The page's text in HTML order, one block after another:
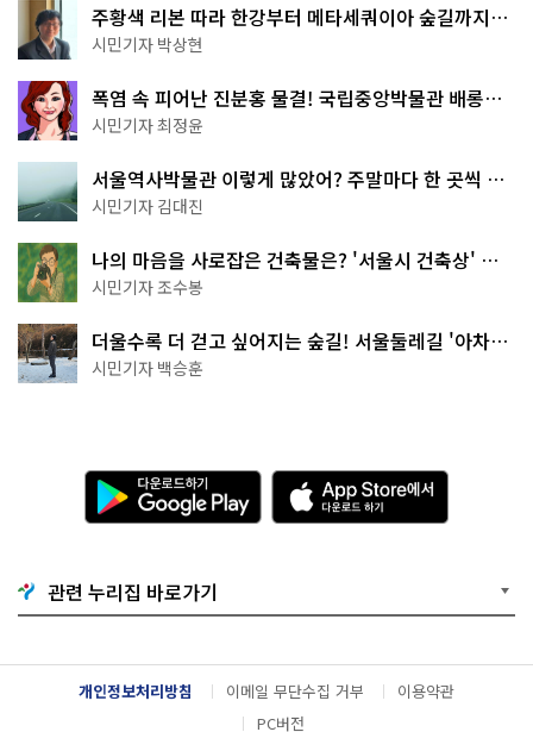
주황색 리본 따라 한강부터 메타세쿼이아 숲길까지…
서울둘레길 15코스
시민기자 박상현
폭염 속 피어난 진분홍 물결! 국립중앙박물관 배롱나
무 명소
시민기자 최정윤
서울역사박물관 이렇게 많았어? 주말마다 한 곳씩 떠
나는 역사 산책
시민기자 김대진
나의 마음을 사로잡은 건축물은? '서울시 건축상' 수
상작 공개!
시민기자 조수봉
더울수록 더 걷고 싶어지는 숲길! 서울둘레길 '아차산
코스'
시민기자 백승훈
다
운
로
기
G
o
g
l
e
A
p
p
e
서
다
운
관련 누리집 바로가기
개인정보처리방침 이메일 무단수집 거부
이용약관
PC버전